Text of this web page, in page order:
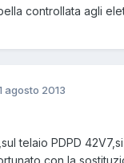
controllata agli
agosto 2013
telaio PDPD
la